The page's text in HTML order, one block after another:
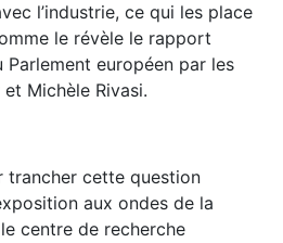
l’industrie, ce qui les place
le révèle le rapport
Parlement européen par les
Michèle Rivasi.
trancher cette question
aux ondes de la
centre de recherche